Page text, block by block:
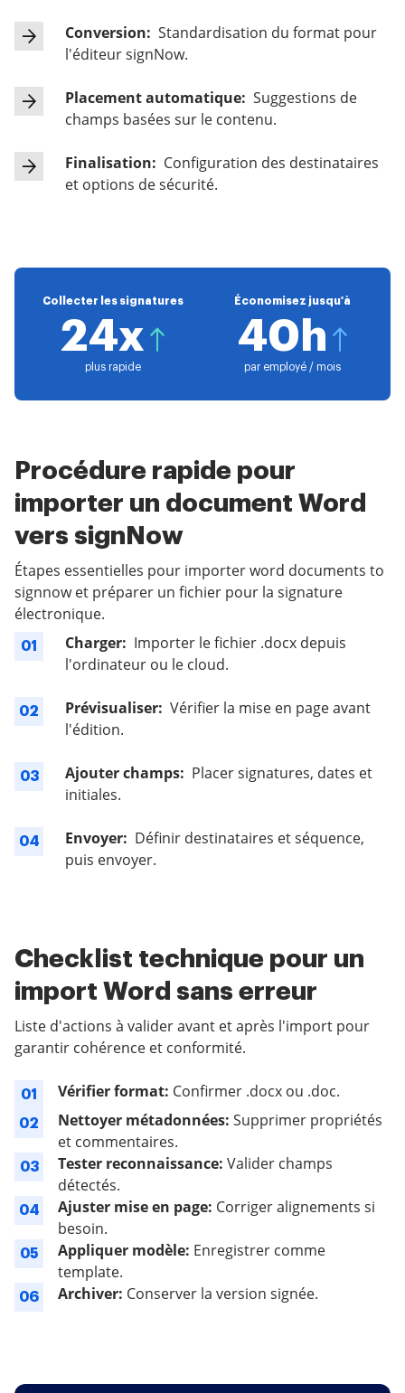
Conversion: Standardisation du format pour
l'éditeur signNow.
Placement automatique: Suggestions de
champs basées sur le contenu.
Finalisation: Configuration des destinataires
et options de sécurité.
Collecter les signatures
24x
plus rapide
Économisez jusqu'à
40h
par employé / mois
Procédure rapide pour
importer un document Word
vers signNow
Étapes essentielles pour importer word documents to
signnow et préparer un fichier pour la signature
électronique.
01 Charger: Importer le fichier .docx depuis
l'ordinateur ou le cloud.
02 Prévisualiser: Vérifier la mise en page avant
l'édition.
03 Ajouter champs: Placer signatures, dates et
initiales.
04 Envoyer: Définir destinataires et séquence,
puis envoyer.
Checklist technique pour un
import Word sans erreur
Liste d'actions à valider avant et après l'import pour
garantir cohérence et conformité.
01 Vérifier format: Confirmer .docx ou .doc.
02 Nettoyer métadonnées: Supprimer propriétés
et commentaires.
03 Tester reconnaissance: Valider champs
détectés.
04 Ajuster mise en page: Corriger alignements si
besoin.
05 Appliquer modèle: Enregistrer comme
template.
06 Archiver: Conserver la version signée.